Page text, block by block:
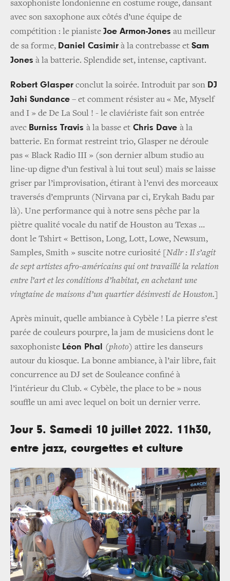
saxophoniste londonienne en costume rouge, dansant
avec son saxophone aux côtés d’une équipe de
compétition : le pianiste Joe Armon-Jones au meilleur
de sa forme, Daniel Casimir à la contrebasse et Sam
Jones à la batterie. Splendide set, intense, captivant.
Robert Glasper conclut la soirée. Introduit par son DJ
Jahi Sundance – et comment résister au « Me, Myself
and I » de De La Soul ! - le claviériste fait son entrée
avec Burniss Travis à la basse et Chris Dave à la
batterie. En format restreint trio, Glasper ne déroule
pas « Black Radio III » (son dernier album studio au
line-up digne d’un festival à lui tout seul) mais se laisse
griser par l’improvisation, étirant à l’envi des morceaux
traversés d’emprunts (Nirvana par ci, Erykah Badu par
là). Une performance qui à notre sens pêche par la
piètre qualité vocale du natif de Houston au Texas …
dont le Tshirt « Bettison, Long, Lott, Lowe, Newsum,
Samples, Smith » suscite notre curiosité
[Ndlr : Il s’agit
de sept artistes afro-américains qui ont travaillé la relation
entre l’art et les conditions d’habitat, en achetant une
vingtaine de maisons d’un quartier désinvesti de Houston.]
Après minuit, quelle ambiance à Cybèle ! La pierre s’est
parée de couleurs pourpre, la jam de musiciens dont le
saxophoniste Léon Phal (photo) attire les danseurs
autour du kiosque. La bonne ambiance, à l’air libre, fait
concurrence au DJ set de Souleance confiné à
l’intérieur du Club. « Cybèle, the place to be » nous
souffle un ami avec lequel on boit un dernier verre.
Jour 5. Samedi 10 juillet 2022. 11h30,
entre jazz, courgettes et culture